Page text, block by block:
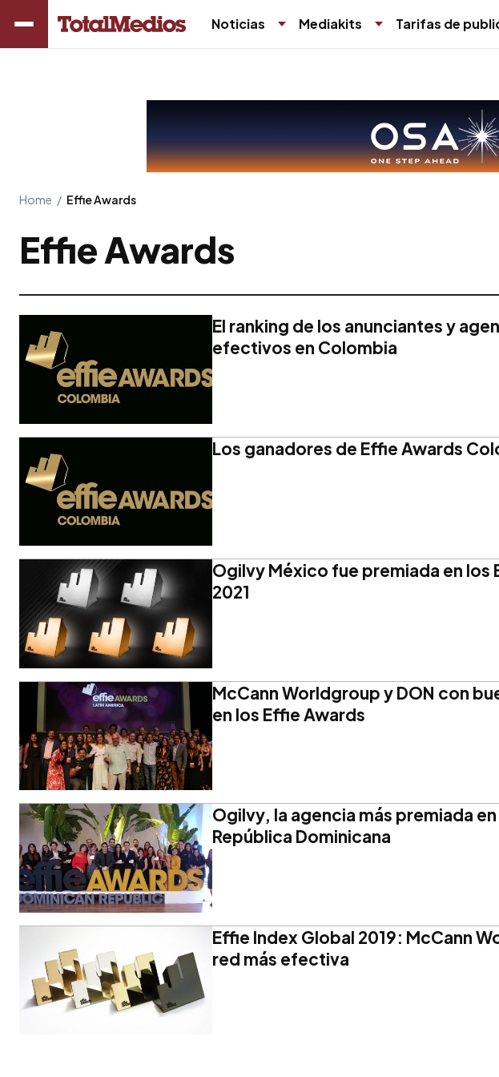
Noticias Mediakits Tarifas de
Home / Effie Awards
Effie Awards
El ranking de los anunciantes y
efectivos en Colombia
Los ganadores de Effie Awards
Ogilvy México fue premiada en los
2021
McCann Worldgroup y DON con
en los Effie Awards
Ogilvy, la agencia más premiada
República Dominicana
Effie Index Global 2019: McCann
red más efectiva